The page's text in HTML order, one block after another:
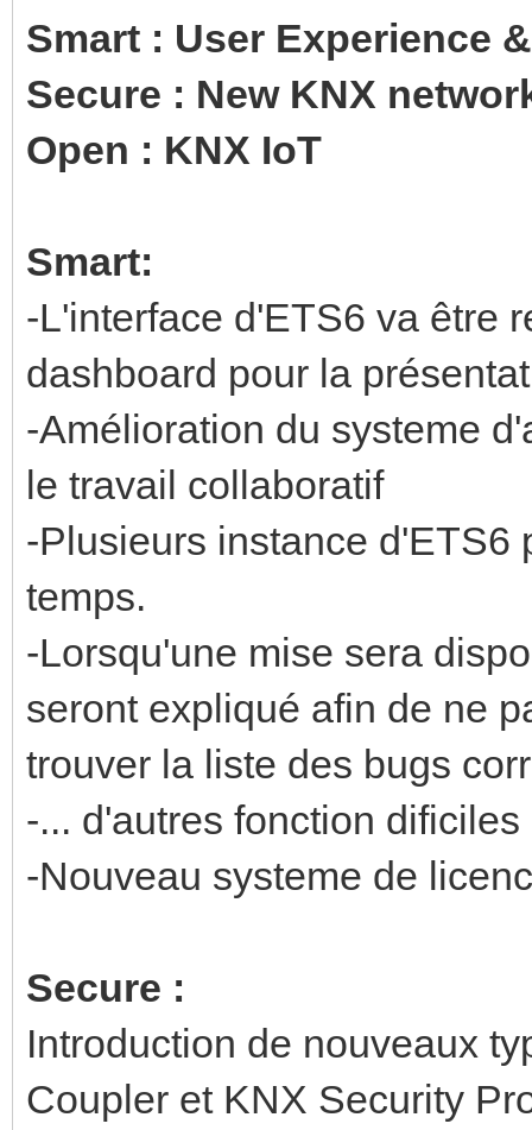
Smart : User Experience
Secure : New KNX
Open : KNX IoT
Smart:
-L'interface d'ETS6 va être
dashboard pour la
-Amélioration du systeme
le travail collaboratif
-Plusieurs instance d'ETS6
temps.
-Lorsqu'une mise sera
seront expliqué afin de ne
trouver la liste des bugs
-... d'autres fonction
-Nouveau systeme de
Secure :
Introduction de nouveaux
Coupler et KNX Security